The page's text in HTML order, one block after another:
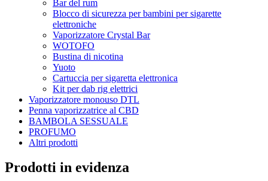
Bar del rum
Blocco di sicurezza per bambini per sigarette
elettroniche
Vaporizzatore Crystal Bar
WOTOFO
Bustina di nicotina
Yuoto
Cartuccia per sigaretta elettronica
Kit per dab rig elettrici
Vaporizzatore monouso DTL
Penna vaporizzatrice al CBD
BAMBOLA SESSUALE
PROFUMO
Altri prodotti
Prodotti in evidenza